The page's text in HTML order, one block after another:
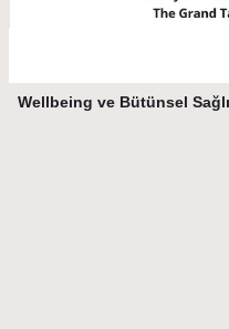
Wellbeing ve Bütünsel